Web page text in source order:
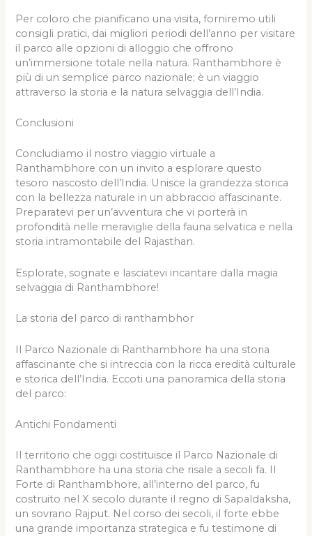
Per coloro che pianificano una visita, forniremo utili
consigli pratici, dai migliori periodi dell’anno per visitare
il parco alle opzioni di alloggio che offrono
un’immersione totale nella natura. Ranthambhore è
più di un semplice parco nazionale; è un viaggio
attraverso la storia e la natura selvaggia dell’India.
Conclusioni
Concludiamo il nostro viaggio virtuale a
Ranthambhore con un invito a esplorare questo
tesoro nascosto dell’India. Unisce la grandezza storica
con la bellezza naturale in un abbraccio affascinante.
Preparatevi per un’avventura che vi porterà in
profondità nelle meraviglie della fauna selvatica e nella
storia intramontabile del Rajasthan.
Esplorate, sognate e lasciatevi incantare dalla magia
selvaggia di Ranthambhore!
La storia del parco di ranthambhor
Il Parco Nazionale di Ranthambhore ha una storia
affascinante che si intreccia con la ricca eredità culturale
e storica dell’India. Eccoti una panoramica della storia
del parco:
Antichi Fondamenti
Il territorio che oggi costituisce il Parco Nazionale di
Ranthambhore ha una storia che risale a secoli fa. Il
Forte di Ranthambhore, all’interno del parco, fu
costruito nel X secolo durante il regno di Sapaldaksha,
un sovrano Rajput. Nel corso dei secoli, il forte ebbe
una grande importanza strategica e fu testimone di